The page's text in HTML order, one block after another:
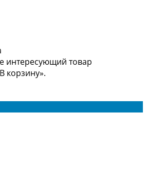
интересующий товар
корзину».